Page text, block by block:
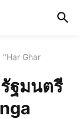
Ghar
ฐมนตรี